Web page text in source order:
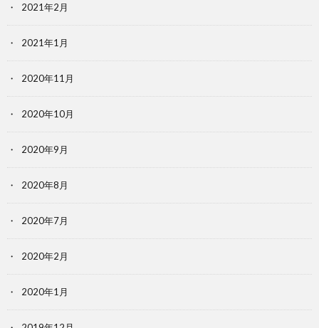
2021年2月
2021年1月
2020年11月
2020年10月
2020年9月
2020年8月
2020年7月
2020年2月
2020年1月